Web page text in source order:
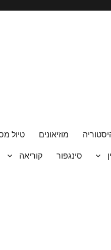
מוזיאונים טיול
סינגפור קוריאה